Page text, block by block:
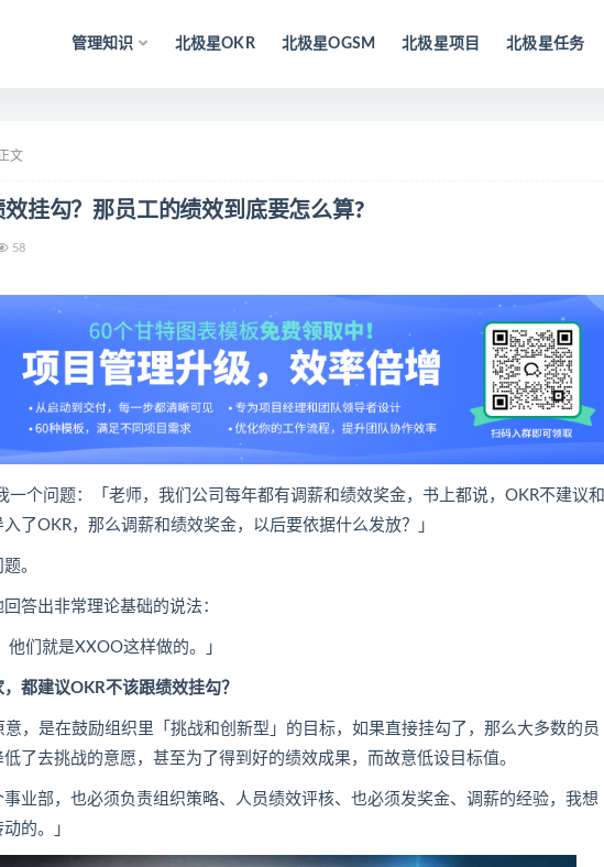
管理知识 北极星OKR 北极星OGSM 北极星项目 北极星任务
正文
挂勾？那员工的绩效到底要怎么算?
58
一个问题：「老师，我们公司每年都有调薪和绩效奖金，书上都说， OKR不建议和
了OKR，那么调薪和绩效奖金，以后要依据什么发放？」
。
答出非常理论基础的说法：
他们就是XXOO这样做的。」
都建议OKR不该跟绩效挂勾？
，是在鼓励组织里「挑战和创新型」的目标，如果直接挂勾了，那么大多数的员
了去挑战的意愿，甚至为了得到好的绩效成果，而故意低设目标值。
业部，也必须负责组织策略、人员绩效评核、也必须发奖金、调薪的经验，我想
的。」